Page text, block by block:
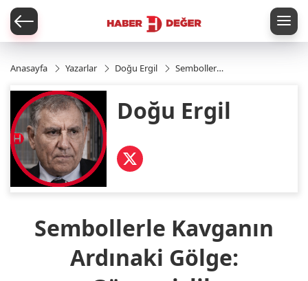
Anasayfa Yazarlar Doğu Ergil
Sembollerle
Gölge:
Güvensizlik
Doğu Ergil
Sembollerle Kavganın
Ardınaki Gölge: